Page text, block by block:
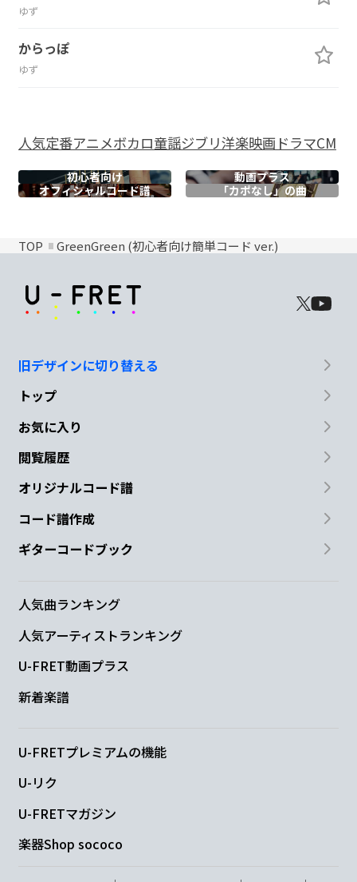
ゆず
からっぽ
ゆず
人気定番アニメボカロ童謡ジブリ洋楽映画ドラマCM
初心者向け
動画プラス
オフィシャルコード譜 「カポなし」の曲
TOP GreenGreen (初心者向け簡単コード ver.)
旧デザインに切り替える
トップ
お気に入り
閲覧履歴
オリジナルコード譜
コード譜作成
ギターコードブック
人気曲ランキング
人気アーティストランキング
U-FRET動画プラス
新着楽譜
U-FRETプレミアムの機能
U-リク
U-FRETマガジン
楽器Shop sococo